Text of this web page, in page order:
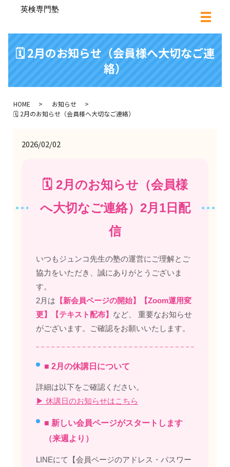
🗓 2月のお知らせ（会員様へ大切なご連
絡）
HOME
お知らせ
🗓 2月のお知らせ（会員様へ大切なご連絡）
2026/02/02
🗓 2月のお知らせ（会員様
へ大切なご連絡）2月1日配
信
いつもジュンコ先生の塾の運営にご理解とご
協力をいただき、誠にありがとうございま
す。
2月は 【新会員ページの開始】【Zoom運用変
更】【テキスト配布】 など、 重要なお知らせ
がございます。ご確認をお願いいたします。
■ 2月の休講日について
詳細は以下をご確認ください。
▶ 休講日のお知らせはこちら
■ 新しい会員ページがスタートします
（来週より）
LINEにて【会員ページのアドレス・パスワー